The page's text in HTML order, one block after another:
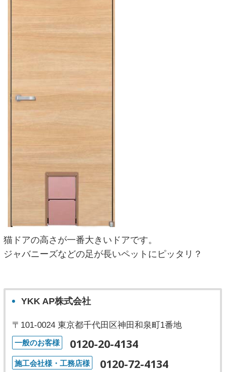
猫ドアの高さが一番大きいドアです。
ジャバニーズなどの足が長いペットにピッタリ？
YKK AP株式会社
〒101-0024 東京都千代田区神田和泉町1番地
一般のお客様 0120-20-4134
施工会社様・工務店様 0120-72-4134